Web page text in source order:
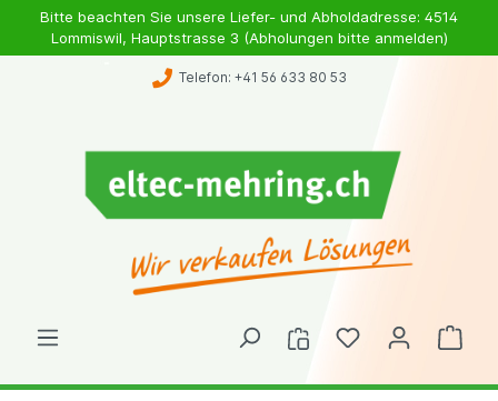
Bitte beachten Sie unsere Liefer- und Abholdadresse: 4514
Lommiswil, Hauptstrasse 3 (Abholungen bitte anmelden)
Telefon: +41 56 633 80 53